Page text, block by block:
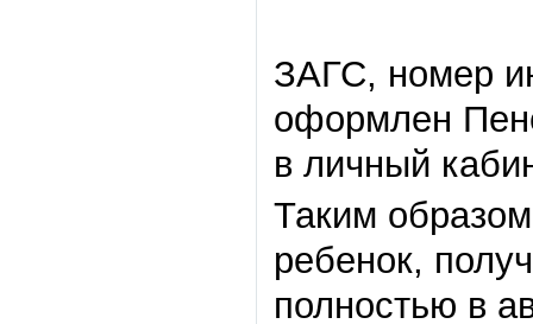
ЗАГС, номер
оформлен
в личный
Таким
ребенок,
полностью в